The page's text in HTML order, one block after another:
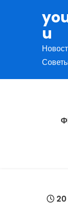
содержимому
u